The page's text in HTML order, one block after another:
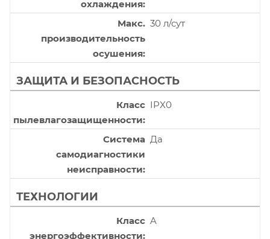
охлаждения
Макс.
производительность
осушения
30 л/сут
ЗАЩИТА И БЕЗОПАСНОСТЬ
Класс
пылевлагозащищенности
IPX0
Система
самодиагностики
неисправности
Да
ТЕХНОЛОГИИ
Класс
энергоэффективности
A